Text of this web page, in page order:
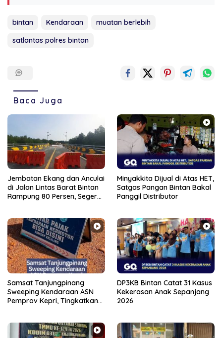
bintan Kendaraan
muatan berlebih
satlantas polres bintan
Baca Juga
Jembatan Ekang dan Anculai
di Jalan Lintas Barat Bintan
Rampung 80 Persen, Segera
Minyakkita Dijual di Atas HET,
Satgas Pangan Bintan Bakal
Panggil Distributor
Samsat Tanjungpinang
Sweeping Kendaraan ASN
Pemprov Kepri, Tingkatkan
DP3KB Bintan Catat 31 Kasus
Kekerasan Anak Sepanjang
2026